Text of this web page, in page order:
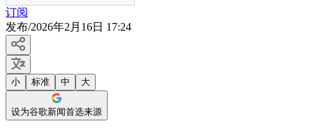
订阅
发布/2026年2月16日 17:24
小 标准 中 大
设为谷歌新闻首选来源